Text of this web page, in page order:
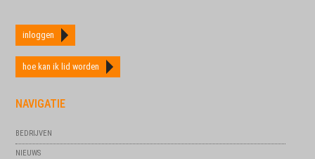
inloggen
hoe kan ik lid worden
NAVIGATIE
BEDRIJVEN
NIEUWS